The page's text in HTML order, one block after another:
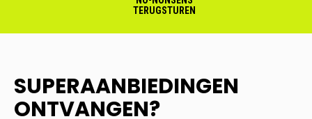
TERUGSTUREN
SUPERAANBIEDINGEN
ONTVANGEN?